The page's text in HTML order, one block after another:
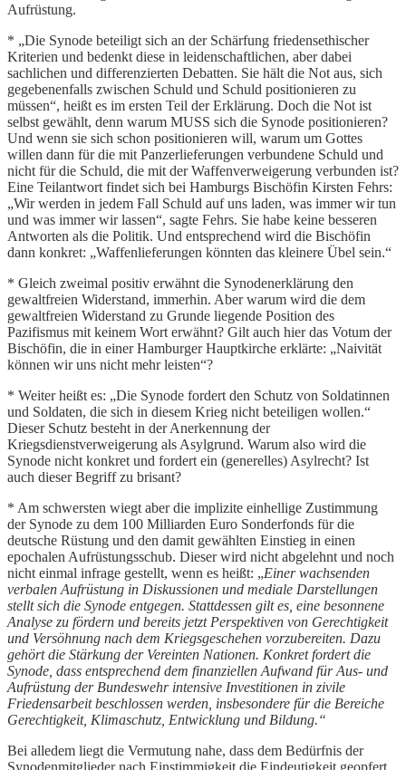
Aufrüstung.
* „Die Synode beteiligt sich an der Schärfung friedensethischer
Kriterien und bedenkt diese in leidenschaftlichen, aber dabei
sachlichen und differenzierten Debatten. Sie hält die Not aus, sich
gegebenenfalls zwischen Schuld und Schuld positionieren zu
müssen“, heißt es im ersten Teil der Erklärung. Doch die Not ist
selbst gewählt, denn warum MUSS sich die Synode positionieren?
Und wenn sie sich schon positionieren will, warum um Gottes
willen dann für die mit Panzerlieferungen verbundene Schuld und
nicht für die Schuld, die mit der Waffenverweigerung verbunden ist?
Eine Teilantwort findet sich bei Hamburgs Bischöfin Kirsten Fehrs:
„Wir werden in jedem Fall Schuld auf uns laden, was immer wir tun
und was immer wir lassen“, sagte Fehrs. Sie habe keine besseren
Antworten als die Politik. Und entsprechend wird die Bischöfin
dann konkret: „Waffenlieferungen könnten das kleinere Übel sein.“
* Gleich zweimal positiv erwähnt die Synodenerklärung den
gewaltfreien Widerstand, immerhin. Aber warum wird die dem
gewaltfreien Widerstand zu Grunde liegende Position des
Pazifismus mit keinem Wort erwähnt? Gilt auch hier das Votum der
Bischöfin, die in einer Hamburger Hauptkirche erklärte: „Naivität
können wir uns nicht mehr leisten“?
* Weiter heißt es: „Die Synode fordert den Schutz von Soldatinnen
und Soldaten, die sich in diesem Krieg nicht beteiligen wollen.“
Dieser Schutz besteht in der Anerkennung der
Kriegsdienstverweigerung als Asylgrund. Warum also wird die
Synode nicht konkret und fordert ein (generelles) Asylrecht? Ist
auch dieser Begriff zu brisant?
* Am schwersten wiegt aber die implizite einhellige Zustimmung
der Synode zu dem 100 Milliarden Euro Sonderfonds für die
deutsche Rüstung und den damit gewählten Einstieg in einen
epochalen Aufrüstungsschub. Dieser wird nicht abgelehnt und noch
nicht einmal infrage gestellt, wenn es heißt: „Einer wachsenden
verbalen Aufrüstung in Diskussionen und mediale Darstellungen
stellt sich die Synode entgegen. Stattdessen gilt es, eine besonnene
Analyse zu fördern und bereits jetzt Perspektiven von Gerechtigkeit
und Versöhnung nach dem Kriegsgeschehen vorzubereiten. Dazu
gehört die Stärkung der Vereinten Nationen. Konkret fordert die
Synode, dass entsprechend dem finanziellen Aufwand für Aus- und
Aufrüstung der Bundeswehr intensive Investitionen in zivile
Friedensarbeit beschlossen werden, insbesondere für die Bereiche
Gerechtigkeit, Klimaschutz, Entwicklung und Bildung.“
Bei alledem liegt die Vermutung nahe, dass dem Bedürfnis der
Synodenmitglieder nach Einstimmigkeit die Eindeutigkeit geopfert